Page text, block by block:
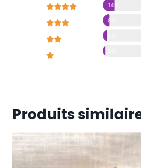




14%
8%
Produits